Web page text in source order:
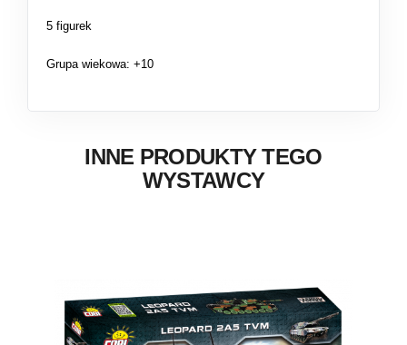
5 figurek
Grupa wiekowa: +10
INNE PRODUKTY TEGO
WYSTAWCY